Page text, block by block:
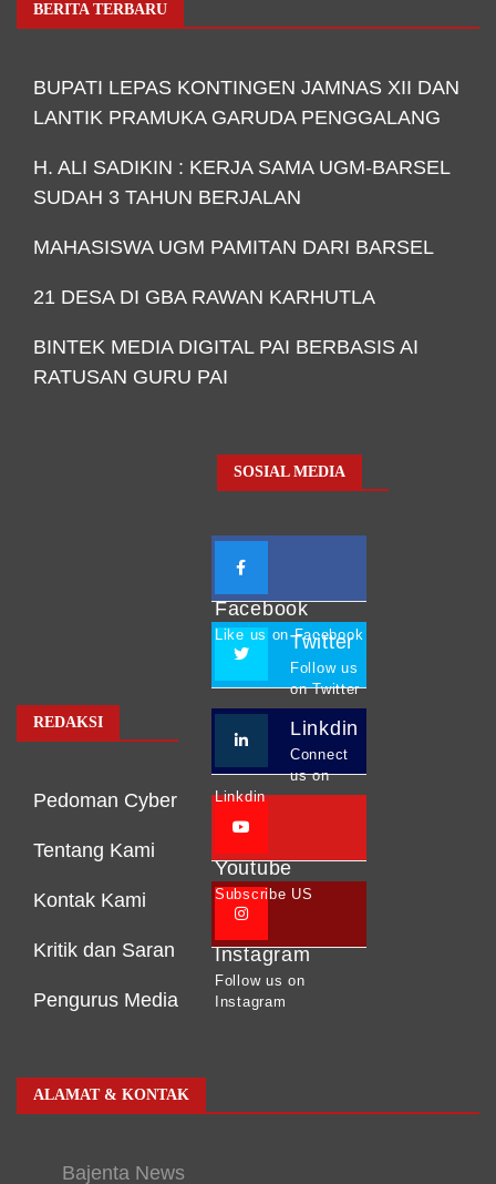
BERITA TERBARU
BUPATI LEPAS KONTINGEN JAMNAS XII DAN
LANTIK PRAMUKA GARUDA PENGGALANG
H. ALI SADIKIN : KERJA SAMA UGM-BARSEL
SUDAH 3 TAHUN BERJALAN
MAHASISWA UGM PAMITAN DARI BARSEL
21 DESA DI GBA RAWAN KARHUTLA
BINTEK MEDIA DIGITAL PAI BERBASIS AI
RATUSAN GURU PAI
REDAKSI
Pedoman Cyber
Tentang Kami
Kontak Kami
Kritik dan Saran
Pengurus Media
SOSIAL MEDIA
Facebook
Like us on Facebook
Twitter
Follow us
on Twitter
Linkdin
Connect
us on
Linkdin
Youtube
Subscribe US
Instagram
Follow us on
Instagram
ALAMAT & KONTAK
Bajenta News